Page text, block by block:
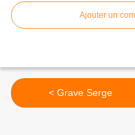
Ajouter un
< Grave Serge